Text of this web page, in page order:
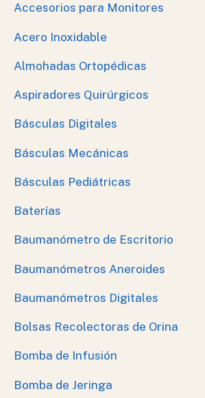
Accesorios para Monitores
Acero Inoxidable
Almohadas Ortopédicas
Aspiradores Quirúrgicos
Básculas Digitales
Básculas Mecánicas
Básculas Pediátricas
Baterías
Baumanómetro de Escritorio
Baumanómetros Aneroides
Baumanómetros Digitales
Bolsas Recolectoras de Orina
Bomba de Infusión
Bomba de Jeringa